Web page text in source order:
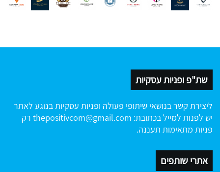
שת"פ ופניות עסקיות
ליצירת קשר בנושאי שיתופי פעולה ופניות עסקיות בנוגע לאתר
יש לפנות למייל בכתובת: thepositivcom@gmail.com רק
פניות מתאימות תעננה.
אתרי שותפים